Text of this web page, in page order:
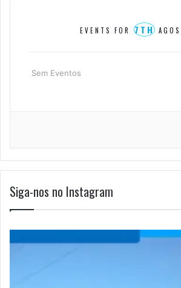
EVENTS FOR 7TH
Sem Eventos
Siga-nos no Instagram